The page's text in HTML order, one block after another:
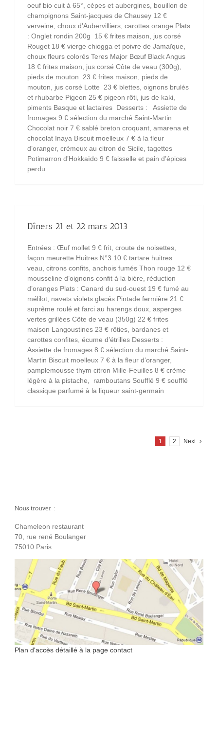
oeuf bio cuit à 65°, cèpes et aubergines, bouillon de
champignons Saint-jacques de Chausey 12 €
verveine, choux d’Aubervilliers, carottes orange Plats
: Onglet rondin 200g 15 € frites maison, jus corsé
Rouget 18 € vierge chiogga et poivre de Jamaïque,
choux fleurs colorés Teres Major Bœuf Black Angus
18 € frites maison, jus corsé Côte de veau (300g),
pieds de mouton 23 € frites maison, pieds de
mouton, jus corsé Lotte 23 € blettes, oignons brulés
et rhubarbe Pigeon 25 € pigeon rôti, jus de kaki,
piments Basque et lactaires Desserts : Assiette de
fromages 9 € sélection du marché Saint-Martin
Chocolat noir 7 € sablé breton croquant, amarena et
chocolat Inaya Biscuit moelleux 7 € à la fleur
d’oranger, crémeux au citron de Sicile, tagettes
Potimarron d’Hokkaïdo 9 € faisselle et pain d’épices
perdu
Dîners 21 et 22 mars 2013
Entrées : Œuf mollet 9 € frit, croute de noisettes,
façon meurette Huitres N°3 10 € tartare huitres
veau, citrons confits, anchois fumés Thon rouge 12 €
mousseline d’oignons confit à la bière, réduction
d’oranges Plats : Canard du sud-ouest 19 € fumé au
mélilot, navets violets glacés Pintade fermière 21 €
suprême roulé et farci au harengs doux, asperges
vertes grillées Côte de veau (350g) 22 € frites
maison Langoustines 23 € rôties, bardanes et
carottes confites, écume d’étrilles Desserts :
Assiette de fromages 8 € sélection du marché Saint-
Martin Biscuit moelleux 7 € à la fleur d’oranger,
pamplemousse thym citron Mille-Feuilles 8 € crème
légère à la pistache, ramboutans Soufflé 9 € soufflé
classique parfumé à la liqueur saint-germain
1 2 Next
Nous trouver :
Chameleon restaurant
70, rue rené Boulanger
75010 Paris
Plan d'accès détaillé à la page contact